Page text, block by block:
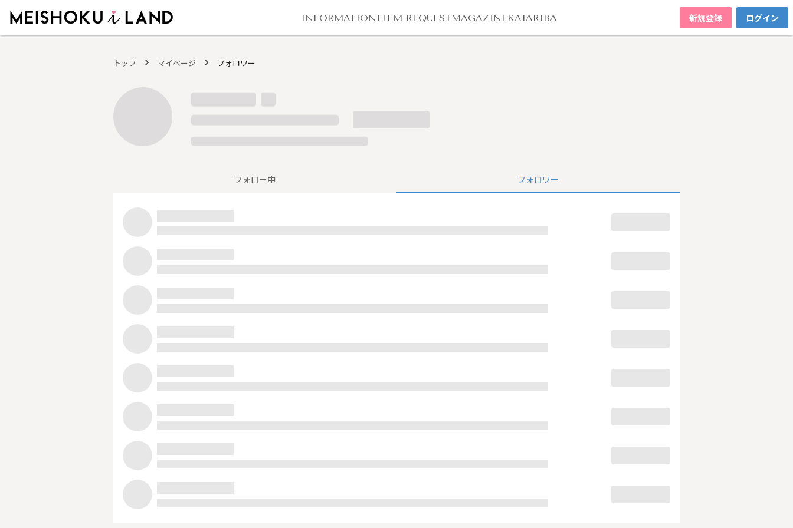
INFORMATION ITEM REQUESTMAGAZINEKATARIBA 新規登録 ログイン
トップ マイページ フォロワー
フォロー中 フォロワー